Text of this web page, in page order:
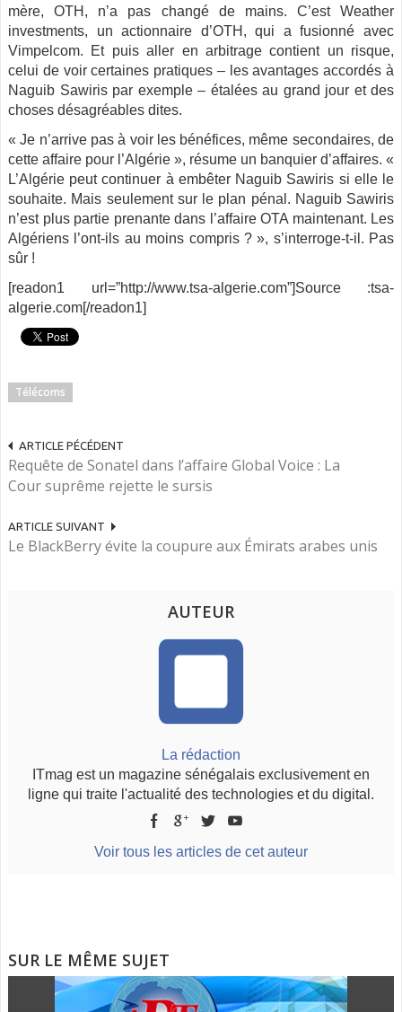
mère, OTH, n’a pas changé de mains. C’est Weather
investments, un actionnaire d’OTH, qui a fusionné avec
Vimpelcom. Et puis aller en arbitrage contient un risque,
celui de voir certaines pratiques – les avantages accordés à
Naguib Sawiris par exemple – étalées au grand jour et des
choses désagréables dites.
« Je n’arrive pas à voir les bénéfices, même secondaires, de
cette affaire pour l’Algérie », résume un banquier d’affaires. «
L’Algérie peut continuer à embêter Naguib Sawiris si elle le
souhaite. Mais seulement sur le plan pénal. Naguib Sawiris
n’est plus partie prenante dans l’affaire OTA maintenant. Les
Algériens l’ont-ils au moins compris ? », s’interroge-t-il. Pas
sûr !
[readon1 url=”http://www.tsa-algerie.com”]Source :tsa-
algerie.com[/readon1]
Télécoms
ARTICLE PÉCÉDENT
Requête de Sonatel dans l’affaire Global Voice : La
Cour suprême rejette le sursis
ARTICLE SUIVANT
Le BlackBerry évite la coupure aux Émirats arabes unis
AUTEUR
La rédaction
ITmag est un magazine sénégalais exclusivement en
ligne qui traite l'actualité des technologies et du digital.
Voir tous les articles de cet auteur
SUR LE MÊME SUJET